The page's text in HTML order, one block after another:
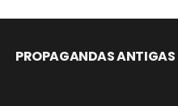
PROPAGANDAS ANTIGAS